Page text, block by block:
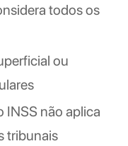
todos os
ou
INSS não aplica
tribunais